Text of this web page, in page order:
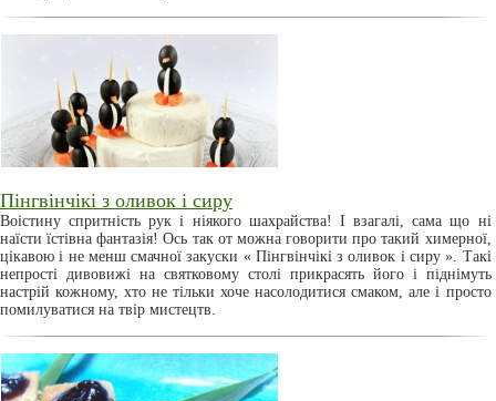
Пінгвінчікі з оливок і сиру
Воістину спритність рук і ніякого шахрайства! І взагалі, сама що ні
наїсти їстівна фантазія! Ось так от можна говорити про такий химерної,
цікавою і не менш смачної закуски « Пінгвінчікі з оливок і сиру ». Такі
непрості дивовижі на святковому столі прикрасять його і піднімуть
настрій кожному, хто не тільки хоче насолодитися смаком, але і просто
помилуватися на твір мистецтв.